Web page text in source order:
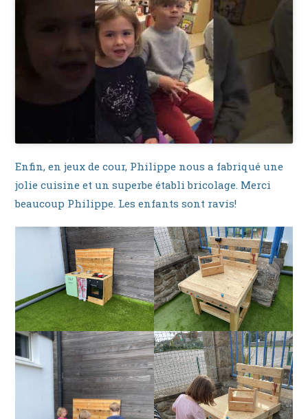
Enfin, en jeux de cour, Philippe nous a fabriqué une
jolie cuisine et un superbe établi bricolage. Merci
beaucoup Philippe. Les enfants sont ravis!